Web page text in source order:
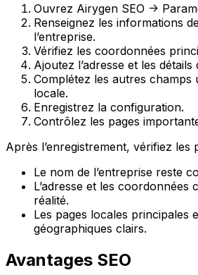
Ouvrez Airygen SEO ->
Renseignez les informations
l’entreprise.
Vérifiez les coordonnées
Ajoutez l’adresse et les détails
Complétez les autres champs
locale.
Enregistrez la configuration.
Contrôlez les pages
Après l’enregistrement, vérifiez les
Le nom de l’entreprise reste
L’adresse et les coordonnées
réalité.
Les pages locales principales
géographiques clairs.
Avantages SEO